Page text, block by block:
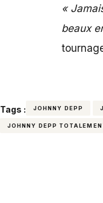
«
beaux
Tags : JOHNNY DEPP
JOHNNY DEPP